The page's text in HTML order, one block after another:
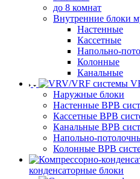
до 8 комнат
Внутренние блоки
Настенные
Кассетные
Напольно-
Колонные
Канальные
Наружные блоки
Настенные ВРВ
Кассетные ВРВ
Канальные ВРВ
Напольно-
Колонные ВРВ
конденсаторные блоки